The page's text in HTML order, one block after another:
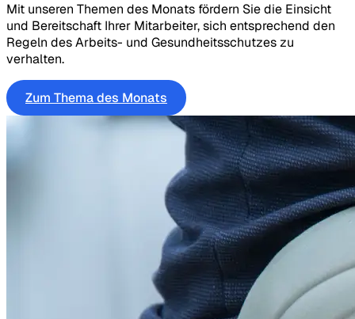
Mit unseren Themen des Monats fördern Sie die Einsicht
und Bereitschaft Ihrer Mitarbeiter, sich entsprechend den
Regeln des Arbeits- und Gesundheitsschutzes zu
verhalten.
Zum Thema des Monats